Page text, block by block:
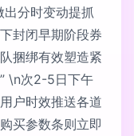
出分时变动提抓
封闭早期阶段券
捆绑有效塑造紧
\n次2-5日下午
户时效推送各道
买参数条则立即